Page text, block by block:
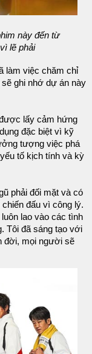
này đến từ
lẽ phải
làm việc chăm chỉ
ghi nhớ dự án này
lấy cảm hứng
đặc biệt vì kỹ
tượng việc phá
tố kịch tính và kỳ
phải đối mặt và có
đấu vì công lý.
lao vào các tình
Tôi đã sáng tạo với
đời, mọi người sẽ